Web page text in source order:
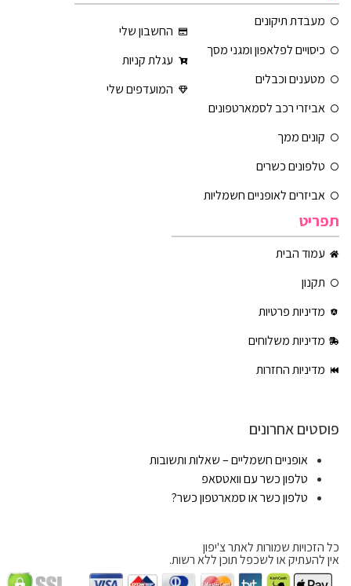
מעבדת תיקונים
כיסויים לפלאפון ומגני מסך
מטענים וכבלים
אביזרי רכב לסמארטפונים
קונים ממך
טלפונים כשרים
אביזרים לאופניים חשמליות
החשבון שלי
עגלת קניות
המועדפים שלי
תפריט
עמוד הבית
תקנון
מדיניות פרטיות
מדיניות משלוחים
מדיניות החזרות
פוסטים אחרונים
אופניים חשמליים – שאלות ותשובות
טלפון כשר עם וואטסאפ
טלפון כשר או סמארטפון כשר?
כל הזכויות שמורות לאתר צ'יפון
אין להעתיק או לשכפל תוכן ללא רשות.